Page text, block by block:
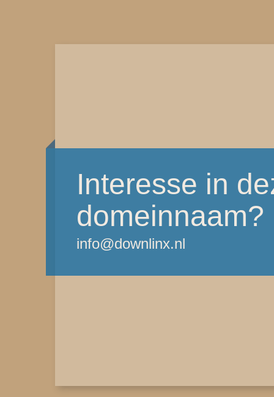
Interesse in
domeinnaam?
info@downlinx.nl